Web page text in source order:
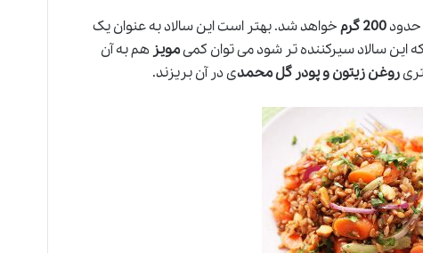
حدود
خواهد شد. بهتر است این سالاد به عنوان یک
این سالاد سیرکننده تر شود می توان کمیمویز هم به آن
روغن زیتون و پودر گل محمدی در آن بریزند.